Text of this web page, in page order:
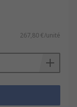
267,80 €/unité